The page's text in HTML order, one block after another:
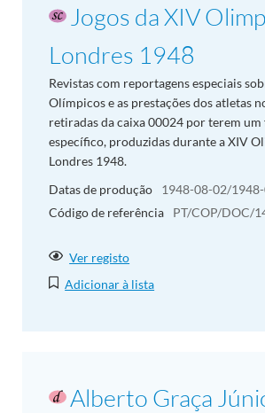
Jogos da XIV
Londres 1948
Revistas com reportagens especiais
Olímpicos e as prestações dos atletas
retiradas da caixa 00024 por terem
específico, produzidas durante a XIV
Londres 1948.
Datas de produção
1948-08-02/
Código de referência
PT/COP/DOC/
Ver registo
Adicionar à lista
Alberto Graça